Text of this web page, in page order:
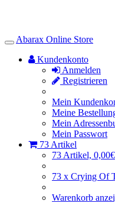
Toggle
Navigation
Abarax Online Store
Kundenkonto
Anmelden
Registrieren
Mein
Meine
Mein
Mein Passwort
73 Artikel
73 Artikel, 0,00€
73 x Crying Of
Warenkorb